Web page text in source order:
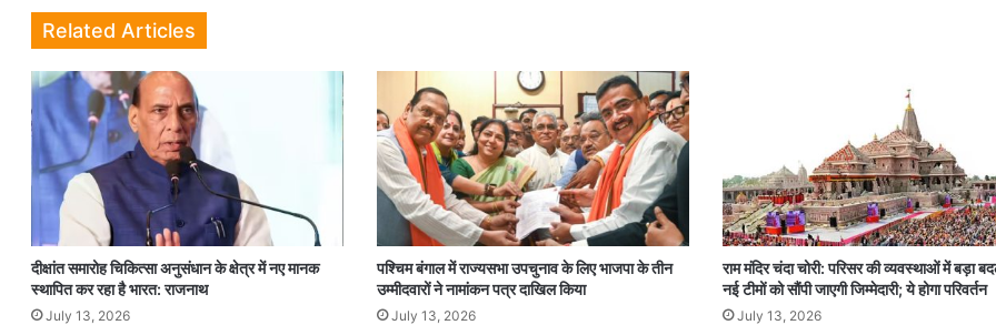
Related Articles
दीक्षांत समारोह चिकित्सा अनुसंधान के क्षेत्र में नए मानक
स्थापित कर रहा है भारत: राजनाथ
July 13, 2026
पश्चिम बंगाल में राज्यसभा उपचुनाव के लिए भाजपा के तीन
उम्मीदवारों ने नामांकन पत्र दाखिल किया
July 13, 2026
राम मंदिर चंदा चोरी: परिसर की व्यवस्थाओं में बड़ा
नई टीमों को सौंपी जाएगी जिम्मेदारी; ये होगा परिवर्तन
July 13, 2026